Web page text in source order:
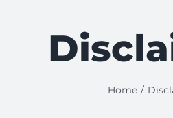
Home